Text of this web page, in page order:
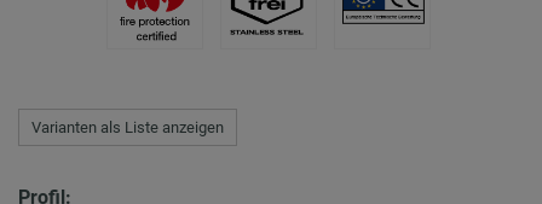
Varianten als Liste anzeigen
Profil: